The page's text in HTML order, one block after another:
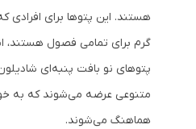
هستند. این پتوها برای افرادی
گرم برای تمامی فصول هستند،
پتوهای نو بافت پنبه‌ای
متنوعی عرضه می‌شوند که به
هماهنگ می‌شوند.